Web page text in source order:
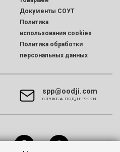
Документы СОУТ
Политика
использования cookies
Политика обработки
персональных данных
spp@oodji.com
CЛУЖБА ПОДДЕРЖКИ